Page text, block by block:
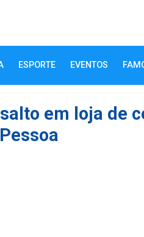
ESPORTE EVENTOS
em loja de